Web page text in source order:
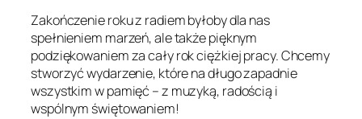
Zakończenie roku z radiem byłoby dla nas
spełnieniem marzeń, ale także pięknym
podziękowaniem za cały rok ciężkiej pracy. Chcemy
stworzyć wydarzenie, które na długo zapadnie
wszystkim w pamięć – z muzyką, radością i
wspólnym świętowaniem!